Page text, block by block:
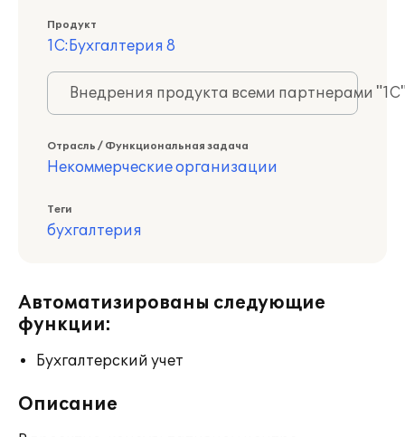
Продукт
1С:Бухгалтерия 8
Внедрения продукта всеми партнерами
Отрасль / Функциональная задача
Некоммерческие организации
Теги
бухгалтерия
Автоматизированы следующие
функции:
Бухгалтерский учет
Описание